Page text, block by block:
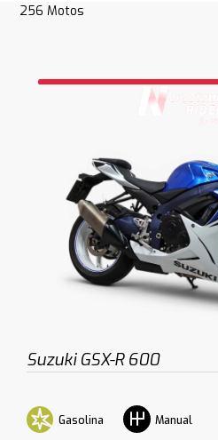
256 Motos
Suzuki GSX-R 600
Gasolina Manual